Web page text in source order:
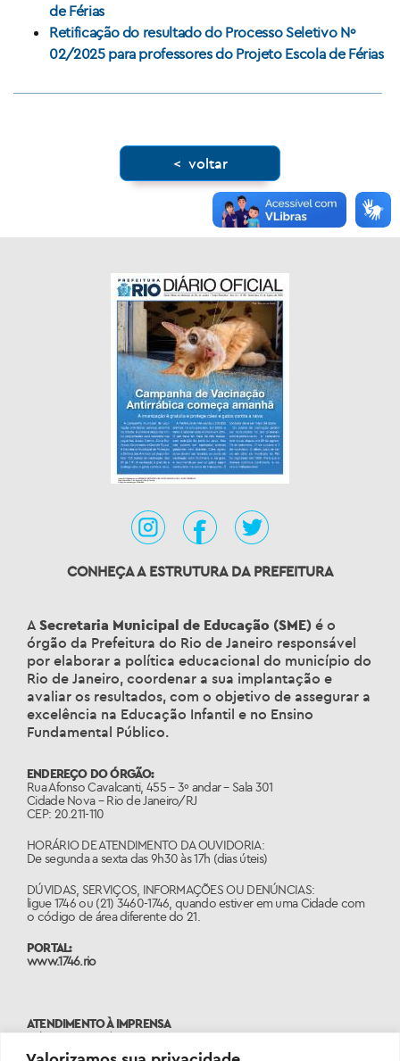
de Férias
Retificação do resultado do Processo Seletivo Nº
02/2025 para professores do Projeto Escola de Férias
< voltar
CONHEÇA A ESTRUTURA DA PREFEITURA
A Secretaria Municipal de Educação (SME) é o
órgão da Prefeitura do Rio de Janeiro responsável
por elaborar a política educacional do município do
Rio de Janeiro, coordenar a sua implantação e
avaliar os resultados, com o objetivo de assegurar a
excelência na Educação Infantil e no Ensino
Fundamental Público.
ENDEREÇO DO ÓRGÃO:
Rua Afonso Cavalcanti, 455 – 3º andar – Sala 301
Cidade Nova – Rio de Janeiro/RJ
CEP: 20.211-110
HORÁRIO DE ATENDIMENTO DA OUVIDORIA:
De segunda a sexta das 9h30 às 17h (dias úteis)
DÚVIDAS, SERVIÇOS, INFORMAÇÕES OU DENÚNCIAS:
ligue 1746 ou (21) 3460-1746, quando estiver em uma Cidade com
o código de área diferente do 21.
PORTAL:
www.1746.rio
ATENDIMENTO À IMPRENSA
Tels: 2976-2485 | 2976-2498
assessoriasme@rioeduca.net